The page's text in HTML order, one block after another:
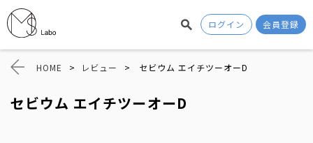
ログイン 会員登録
HOME > レビュー > セビウム エイチツーオーD
セビウム エイチツーオーD